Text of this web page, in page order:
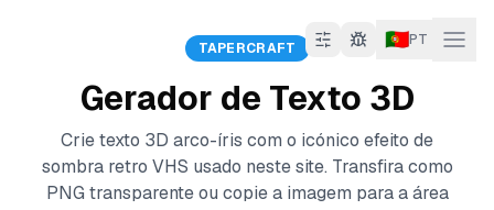
🇵🇹PT
TAPERCRAFT
Gerador de Texto 3D
Crie texto 3D arco-íris com o icónico efeito de
sombra retro VHS usado neste site. Transfira como
PNG transparente ou copie a imagem para a área